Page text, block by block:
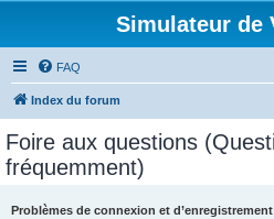
Simulateur de
FAQ
Index du forum
Foire aux questions
fréquemment)
Problèmes de connexion et d’enregistrement